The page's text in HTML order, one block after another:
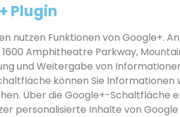
Plugin
nutzen Funktionen von Google+.
1600 Amphitheatre Parkway,
und Weitergabe von
können Sie Informationen
Über die Google+-Schaltfläche
personalisierte Inhalte von